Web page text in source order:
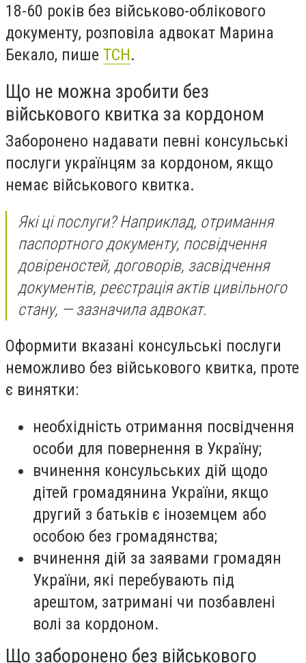
18-60 років без військово-облікового
документу, розповіла адвокат Марина
Бекало, пише ТСН.
Що не можна зробити без
військового квитка за кордоном
Заборонено надавати певні консульські
послуги українцям за кордоном, якщо
немає військового квитка.
Які ці послуги? Наприклад, отримання
паспортного документу, посвідчення
довіреностей, договорів, засвідчення
документів, реєстрація актів цивільного
стану, — зазначила адвокат.
Оформити вказані консульські послуги
неможливо без військового квитка, проте
є винятки:
необхідність отримання посвідчення
особи для повернення в Україну;
вчинення консульських дій щодо
дітей громадянина України, якщо
другий з батьків є іноземцем або
особою без громадянства;
вчинення дій за заявами громадян
України, які перебувають під
арештом, затримані чи позбавлені
волі за кордоном.
Що заборонено без військового